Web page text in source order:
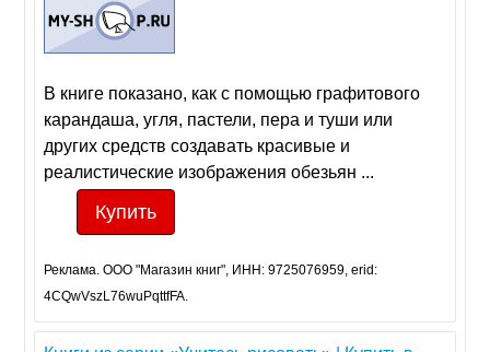
В книге показано, как с помощью графитового
карандаша, угля, пастели, пера и туши или
других средств создавать красивые и
реалистические изображения обезьян ...
Купить
Реклама. ООО "Магазин книг", ИНН: 9725076959, erid:
4CQwVszL76wuPqttfFA.